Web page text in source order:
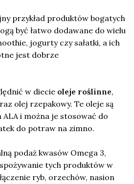
przykład produktów bogatych
być łatwo dodawane do wielu
jogurty czy sałatki, a ich
jest dobrze
w diecie oleje roślinne,
olej rzepakowy. Te oleje są
ALA i można je stosować do
do potraw na zimno.
podaż kwasów Omega 3,
tych produktów w
ryb, orzechów, nasion